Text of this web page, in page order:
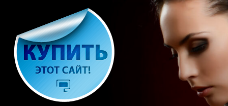
содержимому